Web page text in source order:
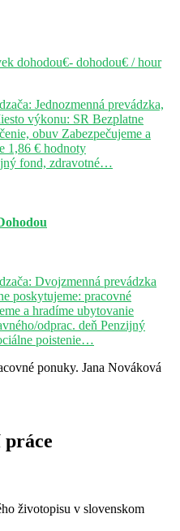
dohodou€- dohodou€ / hour
Jednozmenná prevádzka,
výkonu: SR Bezplatne
obuv Zabezpečujeme a
1,86 € hodnoty
fond, zdravotné…
Dvojzmenná prevádzka
poskytujeme: pracovné
a hradíme ubytovanie
odprac. deň Penzijný
poistenie…
ponuky. Jana Nováková
životopisu v slovenskom